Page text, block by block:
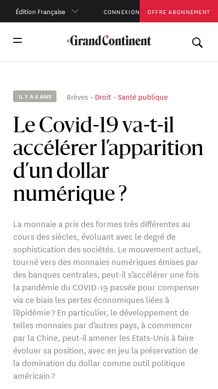
Édition Française CONNEXION OFFRE ABONNEMENT
IL Y A 6 ANS Brèves Droit Santé publique
Le Covid-19 va-t-il
accélérer l’apparition
d’un dollar
numérique ?
La monnaie a pris des formes très différentes au
cours des siècles, évoluant avec le degré de
sophistication des sociétés. Le mouvement actuel,
tourné vers des monnaies numériques émises par
des banques centrales, peut-il s’accélérer une fois
la pandémie du COVID-19 passée pour compenser
via ce biais les pertes économiques liées à
l’épidémie ? En particulier, le développement de
telles monnaies par d’autres pays, à commencer
par la Chine, peut-il amener les Etats-Unis à faire
évoluer sa position, avec en jeu la préservation de
la domination du dollar comme outil politique
américain ?